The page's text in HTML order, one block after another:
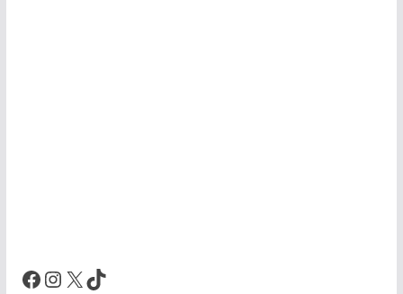
Facebook InstagramX TikTok